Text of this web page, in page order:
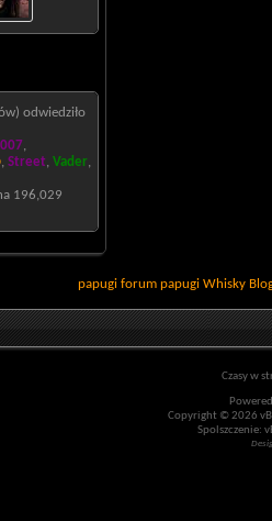
odwiedziło
,
, Street, Vader,
196,029
papugi forum papugi Whisky
Czasy w
Copyright © 2026
Spolszczenie: